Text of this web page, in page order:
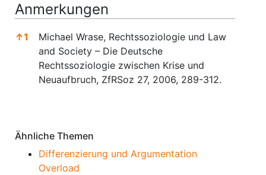
Anmerkungen
↑1
Michael Wrase, Rechtssoziologie und Law
and Society – Die Deutsche
Rechtssoziologie zwischen Krise und
Neuaufbruch, ZfRSoz 27, 2006, 289-312.
Ähnliche Themen
Differenzierung und Argumentation
Overload